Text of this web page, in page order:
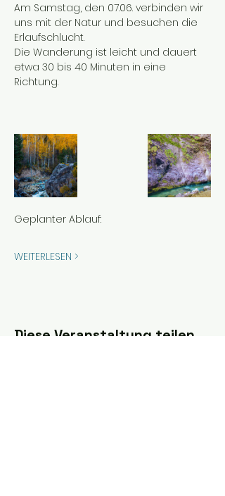
Am Samstag, den 07.06. verbinden wir
uns mit der Natur und besuchen die
Erlaufschlucht.
Die Wanderung ist leicht und dauert
etwa 30 bis 40 Minuten in eine
Richtung.
Geplanter Ablauf:
WEITERLESEN >
Diese Veranstaltung teilen